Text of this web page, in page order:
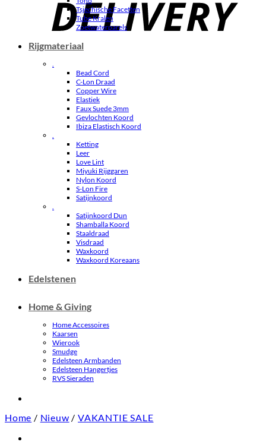
Tsjechische Facetten
Tube Kralen
Zoetwaterparels
Rijgmateriaal
.
Bead Cord
C-Lon Draad
Copper Wire
Elastiek
Faux Suede 3mm
Gevlochten Koord
Ibiza Elastisch Koord
.
Ketting
Leer
Love Lint
Miyuki Rijggaren
Nylon Koord
S-Lon Fire
Satijnkoord
.
Satijnkoord Dun
Shamballa Koord
Staaldraad
Visdraad
Waxkoord
Waxkoord Koreaans
Edelstenen
Home & Giving
Home Accessoires
Kaarsen
Wierook
Smudge
Edelsteen Armbanden
Edelsteen Hangertjes
RVS Sieraden
Home / Nieuw / VAKANTIE SALE